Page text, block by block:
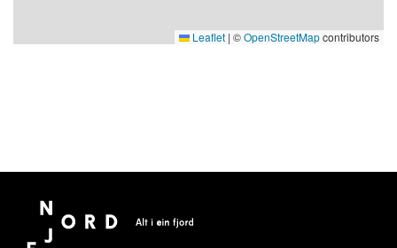
Leaflet | ©OpenStreetMapcontributors